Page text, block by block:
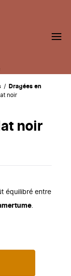
/
Dragées en
noir
noir
équilibré entre
.